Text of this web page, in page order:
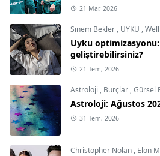
21 Mar, 2026
Sinem Bekler , UYKU ,
Uyku
geliştirebilirsiniz?
21 Tem, 2026
Astroloji , Burçlar ,Gürsel
Astroloji: Ağustos
31 Tem, 2026
Christopher Nolan , Elon